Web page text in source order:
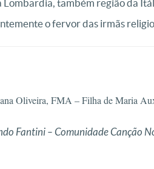
Lombardia, também região da
o fervor das irmãs
Oliveira, FMA – Filha de Maria
Fantini – Comunidade Canção